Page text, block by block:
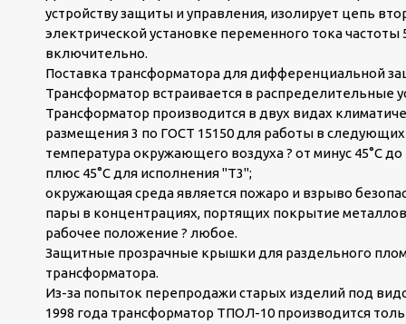
устройству защиты и управления, изолирует цепь
электрической установке переменного тока частоты
включительно.
Поставка трансформатора для дифференциальной
Трансформатор встраивается в распределительные
Трансформатор производится в двух видах
размещения 3 по ГОСТ 15150 для работы в следующих
температура окружающего воздуха ? от минус 45°С
плюс 45°С для исполнения "Т3";
окружающая среда является пожаро и взрыво
пары в концентрациях, портящих покрытие
рабочее положение ? любое.
Защитные прозрачные крышки для раздельного
трансформатора.
Из-за попыток перепродажи старых изделий под
1998 года трансформатор ТПОЛ-10 производится